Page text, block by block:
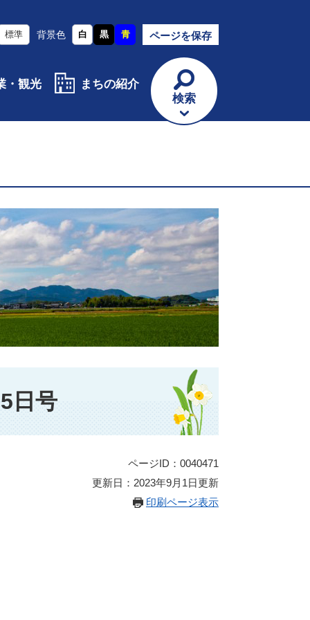
標準 背景色 白 黒 青 ページを保存
・観光
まちの紹介
検索
日号
ページID：0040471
更新日：2023年9月1日更新
印刷ページ表示